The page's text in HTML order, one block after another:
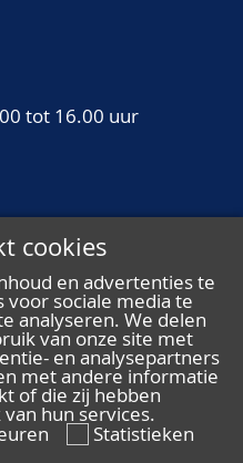
tot 16.00 uur
cookies
en advertenties te
sociale media te
analyseren. We delen
van onze site met
en analysepartners
met andere informatie
of die zij hebben
hun services.
Statistieken